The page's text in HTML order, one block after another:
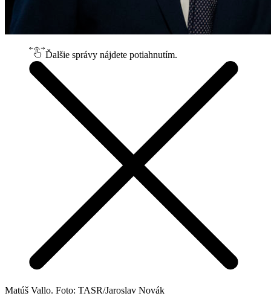
Ďalšie správy nájdete potiahnutím.
Matúš Vallo. Foto: TASR/Jaroslav Novák